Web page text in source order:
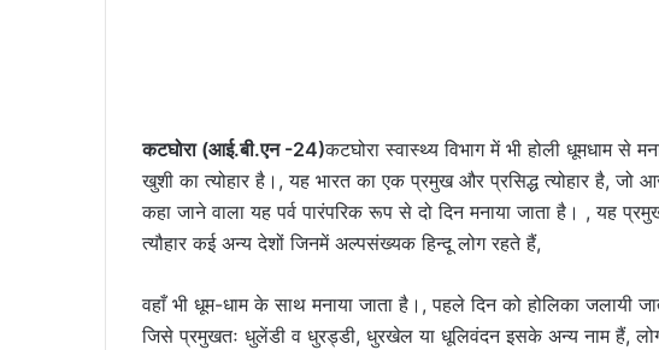
कटघोरा (आई.बी.एन -24)कटघोरा स्वास्थ्य विभाग में भी होली धूमधाम से
खुशी का त्योहार है।, यह भारत का एक प्रमुख और प्रसिद्ध त्योहार है, जो
कहा जाने वाला यह पर्व पारंपरिक रूप से दो दिन मनाया जाता है। , यह
त्यौहार कई अन्य देशों जिनमें अल्पसंख्यक हिन्दू लोग रहते हैं,
वहाँ भी धूम-धाम के साथ मनाया जाता है।, पहले दिन को होलिका जलायी
जिसे प्रमुखतः धुलेंडी व धुरड्डी, धुरखेल या धूलिवंदन इसके अन्य नाम हैं,